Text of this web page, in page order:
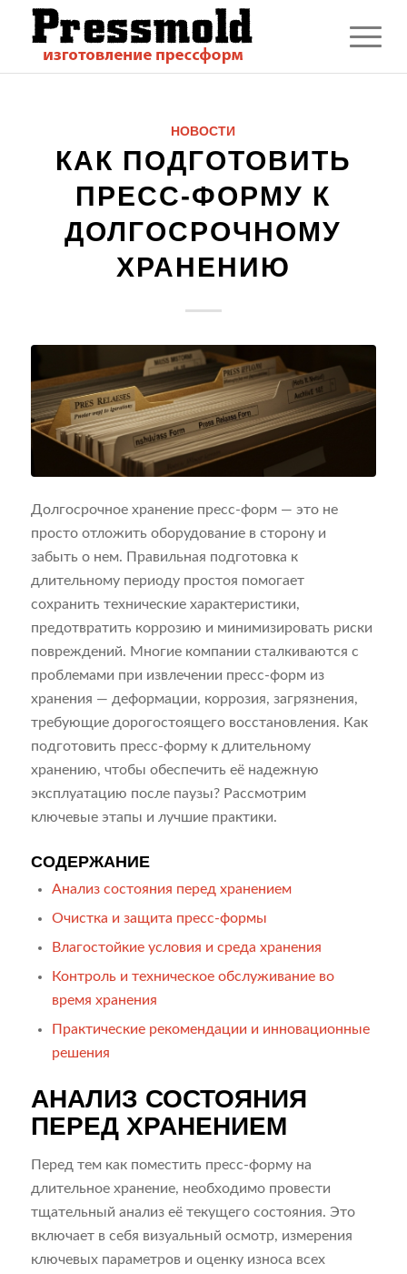
НОВОСТИ
КАК ПОДГОТОВИТЬ
ПРЕСС-ФОРМУ К
ДОЛГОСРОЧНОМУ
ХРАНЕНИЮ
Долгосрочное хранение пресс-форм — это не
просто отложить оборудование в сторону и
забыть о нем. Правильная подготовка к
длительному периоду простоя помогает
сохранить технические характеристики,
предотвратить коррозию и минимизировать риски
повреждений. Многие компании сталкиваются с
проблемами при извлечении пресс-форм из
хранения — деформации, коррозия, загрязнения,
требующие дорогостоящего восстановления. Как
подготовить пресс-форму к длительному
хранению, чтобы обеспечить её надежную
эксплуатацию после паузы? Рассмотрим
ключевые этапы и лучшие практики.
СОДЕРЖАНИЕ
Анализ состояния перед хранением
Очистка и защита пресс-формы
Влагостойкие условия и среда хранения
Контроль и техническое обслуживание во
время хранения
Практические рекомендации и инновационные
решения
АНАЛИЗ СОСТОЯНИЯ
ПЕРЕД ХРАНЕНИЕМ
Перед тем как поместить пресс-форму на
длительное хранение, необходимо провести
тщательный анализ её текущего состояния. Это
включает в себя визуальный осмотр, измерения
ключевых параметров и оценку износа всех